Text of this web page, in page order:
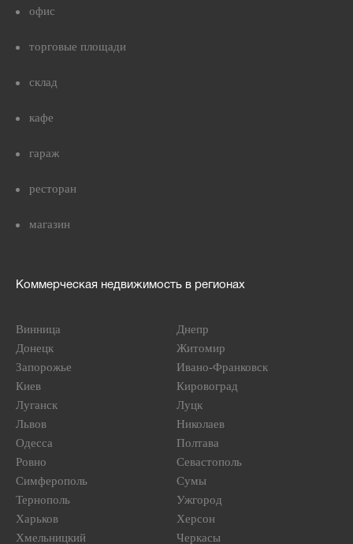
офис
торговые площади
склад
кафе
гараж
ресторан
магазин
Коммерческая недвижимость в регионах
Винница
Днепр
Донецк
Житомир
Запорожье
Ивано-Франковск
Киев
Кировоград
Луганск
Луцк
Львов
Николаев
Одесса
Полтава
Ровно
Севастополь
Симферополь
Сумы
Тернополь
Ужгород
Харьков
Херсон
Хмельницкий
Черкасы